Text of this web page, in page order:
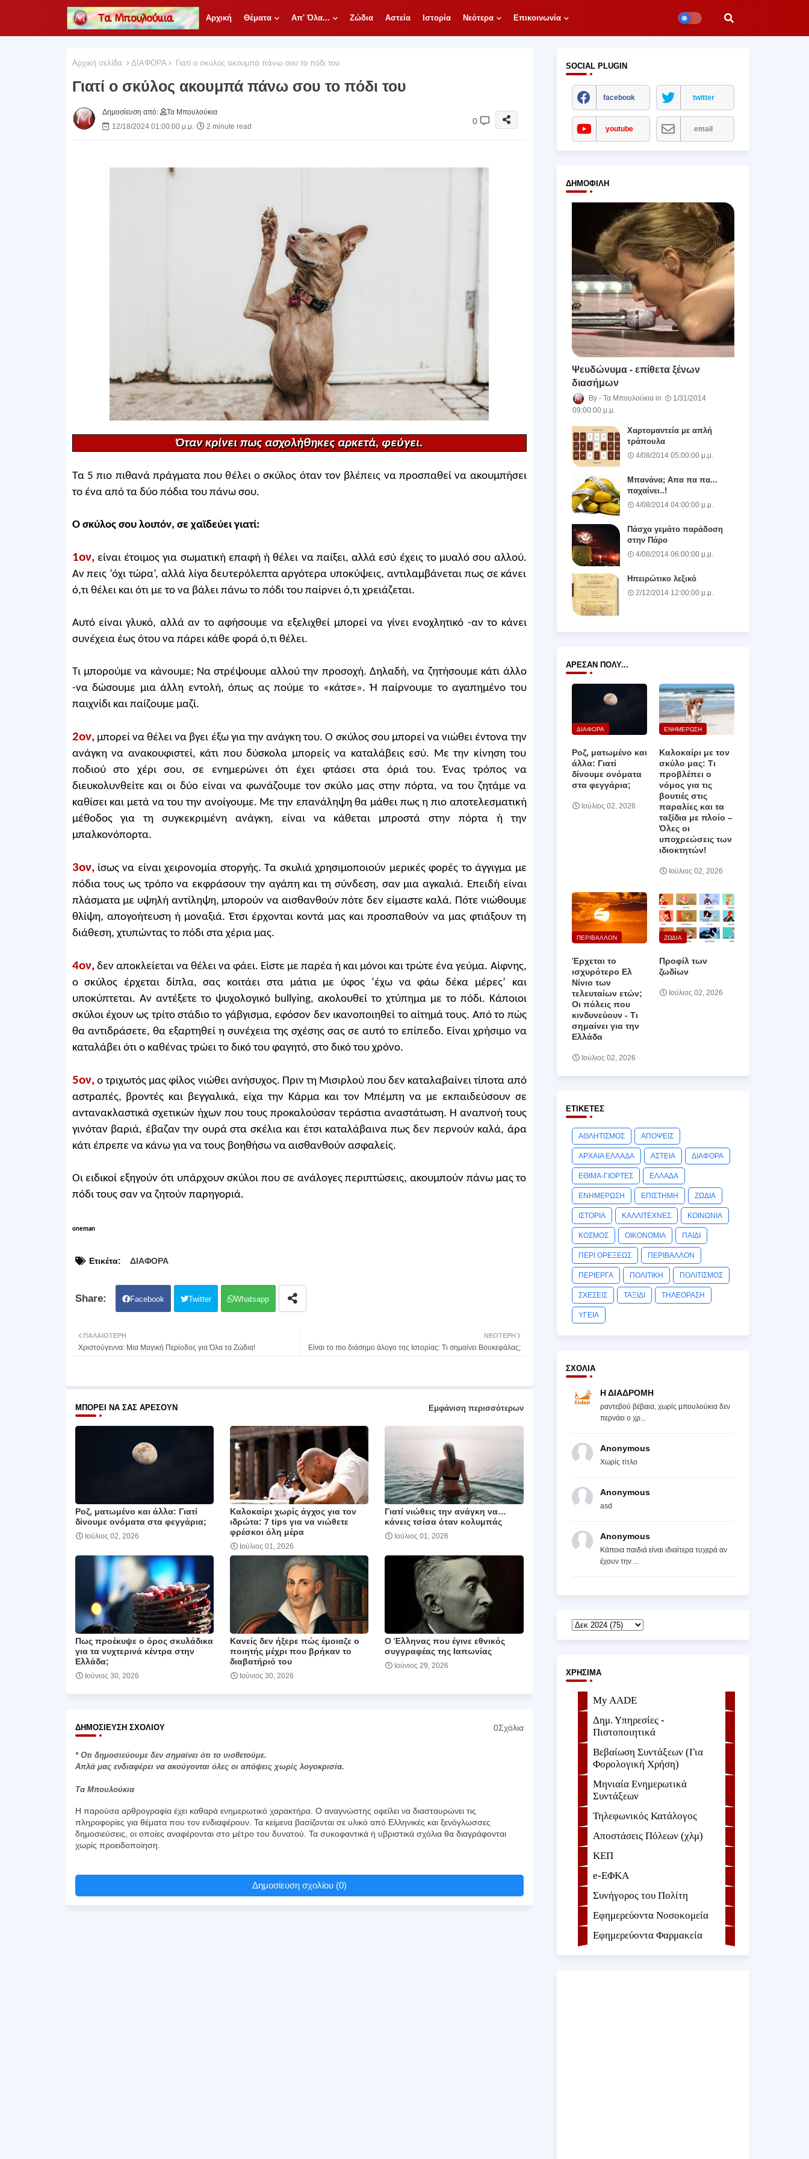
Αρχική Θέματα Απ' Όλα... Ζώδια Αστεία Ιστορία Νεότερα Επικοινωνία
Αρχική σελίδα ΔΙΑΦΟΡΑ Γιατί ο σκύλος ακουμπά πάνω σου το πόδι του
Γιατί ο σκύλος ακουμπά πάνω σου το πόδι του
Δημοσίευση από:
Τα Μπουλούκια
12/18/2024 01:00:00 μ.μ.
2 minute read
0
Όταν κρίνει πως ασχολήθηκες αρκετά, φεύγει.
Τα 5 πιο πιθανά πράγματα που θέλει ο σκύλος όταν τον βλέπεις να προσπαθεί να ακουμπήσει
το ένα από τα δύο πόδια του πάνω σου.
Ο σκύλος σου λοιπόν, σε χαϊδεύει γιατί:
1ον,είναι έτοιμος για σωματική επαφή ή θέλει να παίξει, αλλά εσύ έχεις το μυαλό σου αλλού.
Αν πεις ‘όχι τώρα’, αλλά λίγα δευτερόλεπτα αργότερα υποκύψεις, αντιλαμβάνεται πως σε κάνει
ό,τι θέλει και ότι με το να βάλει πάνω το πόδι του παίρνει ό,τι χρειάζεται.
Αυτό είναι γλυκό, αλλά αν το αφήσουμε να εξελιχθεί μπορεί να γίνει ενοχλητικό -αν το κάνει
συνέχεια έως ότου να πάρει κάθε φορά ό,τι θέλει.
Τι μπορούμε να κάνουμε; Να στρέψουμε αλλού την προσοχή. Δηλαδή, να ζητήσουμε κάτι άλλο
-να δώσουμε μια άλλη εντολή, όπως ας πούμε το «κάτσε». Ή παίρνουμε το αγαπημένο του
παιχνίδι και παίζουμε μαζί.
2ον,μπορεί να θέλει να βγει έξω για την ανάγκη του. Ο σκύλος σου μπορεί να νιώθει έντονα την
ανάγκη να ανακουφιστεί, κάτι που δύσκολα μπορείς να καταλάβεις εσύ. Με την κίνηση του
ποδιού στο χέρι σου, σε ενημερώνει ότι έχει φτάσει στα όριά του. Ένας τρόπος να
διευκολυνθείτε και οι δύο είναι να φωνάζουμε τον σκύλο μας στην πόρτα, να του ζητάμε να
καθίσει και μετά να του την ανοίγουμε. Με την επανάληψη θα μάθει πως η πιο αποτελεσματική
μέθοδος για τη συγκεκριμένη ανάγκη, είναι να κάθεται μπροστά στην πόρτα ή την
μπαλκονόπορτα.
3ον,ίσως να είναι χειρονομία στοργής. Τα σκυλιά χρησιμοποιούν μερικές φορές το άγγιγμα με
πόδια τους ως τρόπο να εκφράσουν την αγάπη και τη σύνδεση, σαν μια αγκαλιά. Επειδή είναι
πλάσματα με υψηλή αντίληψη, μπορούν να αισθανθούν πότε δεν είμαστε καλά. Πότε νιώθουμε
θλίψη, απογοήτευση ή μοναξιά. Έτσι έρχονται κοντά μας και προσπαθούν να μας φτιάξουν τη
διάθεση, χτυπώντας το πόδι στα χέρια μας.
4ον,δεν αποκλείεται να θέλει να φάει. Είστε με παρέα ή και μόνοι και τρώτε ένα γεύμα. Αίφνης,
ο σκύλος έρχεται δίπλα, σας κοιτάει στα μάτια με ύφος ‘έχω να φάω δέκα μέρες’ και
υποκύπτεται. Αν αντέξετε το ψυχολογικό bullying, ακολουθεί το χτύπημα με το πόδι. Κάποιοι
σκύλοι έχουν ως τρίτο στάδιο το γάβγισμα, εφόσον δεν ικανοποιηθεί το αίτημά τους. Από το πώς
θα αντιδράσετε, θα εξαρτηθεί η συνέχεια της σχέσης σας σε αυτό το επίπεδο. Είναι χρήσιμο να
καταλάβει ότι ο καθένας τρώει το δικό του φαγητό, στο δικό του χρόνο.
5ον,ο τριχωτός μας φίλος νιώθει ανήσυχος. Πριν τη Μισιρλού που δεν καταλαβαίνει τίποτα από
αστραπές, βροντές και βεγγαλικά, είχα την Κάρμα και τον Μπέμπη να με εκπαιδεύσουν σε
αντανακλαστικά σχετικών ήχων που τους προκαλούσαν τεράστια αναστάτωση. Η αναπνοή τους
γινόταν βαριά, έβαζαν την ουρά στα σκέλια και έτσι καταλάβαινα πως δεν περνούν καλά, άρα
κάτι έπρεπε να κάνω για να τους βοηθήσω να αισθανθούν ασφαλείς.
Οι ειδικοί εξηγούν ότι υπάρχουν σκύλοι που σε ανάλογες περιπτώσεις, ακουμπούν πάνω μας το
πόδι τους σαν να ζητούν παρηγοριά.
oneman
Ετικέτα: ΔΙΑΦΟΡΑ
Facebook Twitter Whatsapp
ΝΕΌΤΕΡΗ
Είναι το πιο διάσημο άλογο της Ιστορίας: Τι σημαίνει Βουκεφάλας;
ΠΑΛΑΙΌΤΕΡΗ
Χριστούγεννα: Μια Μαγική Περίοδος για Όλα τα Ζώδια!
ΜΠΟΡΕΊ ΝΑ ΣΑΣ ΑΡΈΣΟΥΝ Εμφάνιση περισσότερων
Ροζ, ματωμένο και άλλα: Γιατί
δίνουμε ονόματα στα φεγγάρια;
Ιούλιος 02, 2026
Καλοκαίρι χωρίς άγχος για τον
ιδρώτα: 7 tips για να νιώθετε
φρέσκοι όλη μέρα
Ιούλιος 01, 2026
Γιατί νιώθεις την ανάγκη να…
κάνεις τσίσα όταν κολυμπάς
Ιούλιος 01, 2026
Πως προέκυψε ο όρος σκυλάδικα
για τα νυχτερινά κέντρα στην
Ελλάδα;
Ιούνιος 30, 2026
Κανείς δεν ήξερε πώς έμοιαζε ο
ποιητής μέχρι που βρήκαν το
διαβατήριό του
Ιούνιος 30, 2026
Ο Έλληνας που έγινε εθνικός
συγγραφέας της Ιαπωνίας
Ιούνιος 29, 2026
ΔΗΜΟΣΊΕΥΣΗ ΣΧΟΛΊΟΥ 0Σχόλια
* Οτι δημοσιεύουμε δεν σημαίνει ότι το υιοθετούμε.
Απλά μας ενδιαφέρει να ακούγονται όλες οι απόψεις χωρίς λογοκρισία.
Τα Μπουλούκια
Η παρούσα αρθρογραφία έχει καθαρά ενημερωτικό χαρακτήρα. Ο αναγνώστης οφείλει να διασταυρώνει τις
πληροφορίες για θέματα που τον ενδιαφέρουν. Τα κείμενα βασίζονται σε υλικό από Ελληνικές και ξενόγλωσσες
δημοσιεύσεις, οι οποίες αναφέρονται στο μέτρο του δυνατού. Τα συκοφαντικά ή υβριστικά σχόλια θα διαγράφονται
χωρίς προειδοποίηση.
Δημοσίευση σχολίου (0)
SOCIAL PLUGIN
facebook twitter
youtube email
ΔΗΜΟΦΙΛΉ
Ψευδώνυμα - επίθετα ξένων
διασήμων
Τα Μπουλούκια
1/31/2014
09:00:00 μ.μ.
Χαρτομαντεία με απλή
τράπουλα
4/08/2014 05:00:00 μ.μ.
Μπανάνα; Απα πα πα...
παχαίνει..!
4/08/2014 04:00:00 μ.μ.
Πάσχα γεμάτο παράδοση
στην Πάρο
4/08/2014 06:00:00 μ.μ.
Ηπειρώτικο λεξικό
2/12/2014 12:00:00 μ.μ.
ΆΡΕΣΑΝ ΠΟΛΎ...
ΔΙΑΦΟΡΑ
Ροζ, ματωμένο και
άλλα: Γιατί
δίνουμε ονόματα
στα φεγγάρια;
Ιούλιος 02, 2026
ΕΝΗΜΕΡΩΣΗ
Καλοκαίρι με τον
σκύλο μας: Τι
προβλέπει ο
νόμος για τις
βουτιές στις
παραλίες και τα
ταξίδια με πλοίο –
Όλες οι
υποχρεώσεις των
ιδιοκτητών!
Ιούλιος 02, 2026
ΠΕΡΙΒΑΛΛΟΝ
Έρχεται το
ισχυρότερο Ελ
Νίνιο των
τελευταίων ετών;
Οι πόλεις που
κινδυνεύουν ‑ Τι
σημαίνει για την
Ελλάδα
Ιούλιος 02, 2026
ΖΩΔΙΑ
Προφίλ των
ζωδίων
Ιούλιος 02, 2026
ΕΤΙΚΈΤΕΣ
ΑΘΛΗΤΙΣΜΟΣ ΑΠΟΨΕΙΣ
ΑΡΧΑΙΑ ΕΛΛΑΔΑ ΑΣΤΕΙΑ ΔΙΑΦΟΡΑ
ΕΘΙΜΑ-ΓΙΟΡΤΕΣ ΕΛΛΑΔΑ
ΕΝΗΜΕΡΩΣΗ ΕΠΙΣΤΗΜΗ ΖΩΔΙΑ
ΙΣΤΟΡΙΑ ΚΑΛΛΙΤΕΧΝΕΣ ΚΟΙΝΩΝΙΑ
ΚΟΣΜΟΣ ΟΙΚΟΝΟΜΙΑ ΠΑΙΔΙ
ΠΕΡΙ ΟΡΕΞΕΩΣ ΠΕΡΙΒΑΛΛΟΝ
ΠΕΡΙΕΡΓΑ ΠΟΛΙΤΙΚΗ ΠΟΛΙΤΙΣΜΟΣ
ΣΧΕΣΕΙΣ ΤΑΞΙΔΙ ΤΗΛΕΟΡΑΣΗ
ΥΓΕΙΑ
ΣΧΌΛΙΑ
Η ΔΙΑΔΡΟΜΗ
ραντεβού βέβαια, χωρίς μπουλούκια δεν
περνάει ο χρ...
Anonymous
Χωρίς τίτλο
Anonymous
asd
Anonymous
Κάποια παιδιά είναι ιδιαίτερα τυχερά αν
έχουν την ...
ΧΡΉΣΙΜΑ
My AADE
Δημ. Υπηρεσίες -
Πιστοποιητικά
Βεβαίωση Συντάξεων (Για
Φορολογική Χρήση)
Μηνιαία Ενημερωτικά
Συντάξεων
Τηλεφωνικός Κατάλογος
Αποστάσεις Πόλεων (χλμ)
ΚΕΠ
e-ΕΦKA
Συνήγορος του Πολίτη
Εφημερεύοντα Νοσοκομεία
Εφημερεύοντα Φαρμακεία